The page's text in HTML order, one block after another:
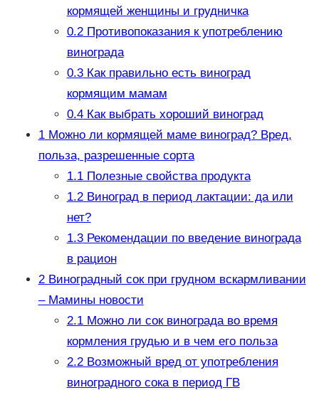
кормящей женщины и грудничка
0.2Противопоказания к употреблению
винограда
0.3Как правильно есть виноград
кормящим мамам
0.4Как выбрать хороший виноград
1Можно ли кормящей маме виноград? Вред,
польза, разрешенные сорта
1.1Полезные свойства продукта
1.2Виноград в период лактации: да или
нет?
1.3Рекомендации по введение винограда
в рацион
2Виноградный сок при грудном вскармливании
– Мамины новости
2.1Можно ли сок винограда во время
кормления грудью и в чем его польза
2.2Возможный вред от употребления
виноградного сока в период ГВ